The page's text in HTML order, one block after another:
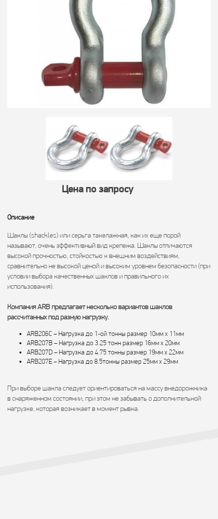
Цена по запросу
Описание
Шаклы (shackles) или серьга такелажная, как их еще порой
называют, очень эффективный вид крепежа. Шаклы отличаются
высокой прочностью, стойкостью к внешним воздействиям,
сравнительно не высокой ценой и высоким уровнем безопасности (при
условии выбора качественных шаклов и правильного их
использования).
Компания ARB предлагает несколько вариантов шаклов
рассчитанных под разную нагрузку.
ARB206C – Нагрузка до 1-ой тонны размер 10мм x 11мм
ARB207B – Нагрузка до 3.25 тонн размер 16мм x 20мм
ARB207D – Нагрузка до 4.75 тонны размер 19мм x 22мм
ARB207E – Нагрузка до 8.5тонны размер 25мм x 29мм
При выборе шакла следует ориентироваться на массу внедорожника
в снаряженном состоянии, при этом не забывать о дополнительной
нагрузке, которая возникает в момент рывка.